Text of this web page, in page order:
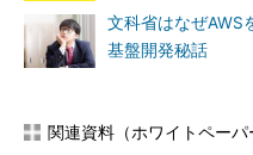
文科省はなぜ
基盤開発秘話
関連資料（ホワイトペーパ